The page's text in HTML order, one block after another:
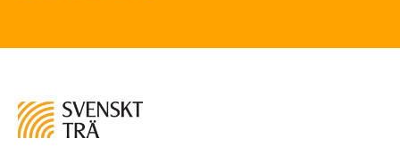
Miljöeffekter
LCA